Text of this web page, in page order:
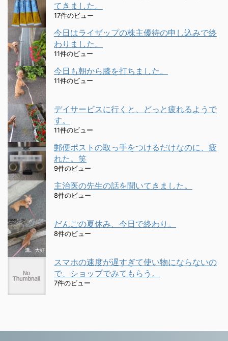
てきました。
17件のビュー
今日はライザップの株主優待の申し込みで終
わりました。
11件のビュー
今日も朝から膝を打ちました。
11件のビュー
デイサービスに行くと、どっと疲れるようで
す。
11件のビュー
郵便ポストの取っ手をつけるだけなのに、疲
れた。笑
9件のビュー
主治医の先生の話を聞いてきました。
8件のビュー
だんごの夏休み、今日で終わり。
8件のビュー
スマホの速度が遅すぎて使い物にならないの
で、ショップでみてもらう。
7件のビュー